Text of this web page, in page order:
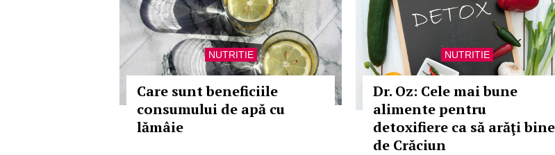
NUTRITIE
Care sunt beneficiile
consumului de apă cu
lămâie
NUTRITIE
Dr. Oz: Cele mai bune
alimente pentru
detoxifiere ca să arăţi bine
de Crăciun